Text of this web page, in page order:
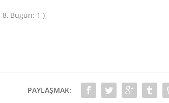
8, Bugün: 1 )
PAYLAŞMAK: